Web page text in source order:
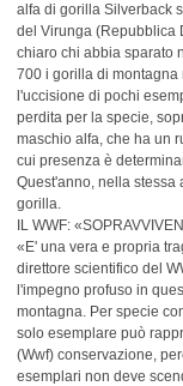
alfa di gorilla Silverback
del Virunga (Repubblica
chiaro chi abbia sparato
700 i gorilla di montagna
l'uccisione di pochi
perdita per la specie,
maschio alfa, che ha un
cui presenza è
Quest'anno, nella stessa
gorilla.
IL WWF:
«E' una vera e propria
direttore scientifico del
l'impegno profuso in
montagna. Per specie
solo esemplare può
(Wwf) conservazione,
esemplari non deve